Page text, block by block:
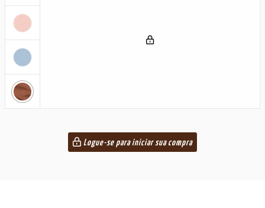
Logue-se para iniciar sua compra